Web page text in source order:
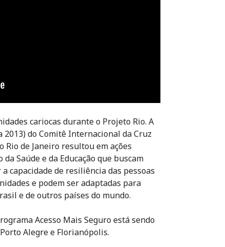
cariocas durante o Projeto Rio. A
2013) do Comitê Internacional da Cruz
Rio de Janeiro resultou em ações
Saúde e da Educação que buscam
capacidade de resiliência das pessoas
e podem ser adaptadas para
e de outros países do mundo.
Acesso Mais Seguro está sendo
Alegre e Florianópolis.